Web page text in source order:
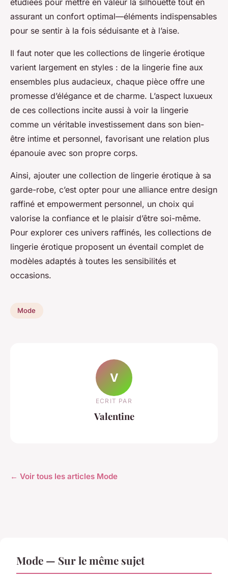
assurant un confort optimal—éléments indispensables
pour se sentir à la fois séduisante et à l’aise.
Il faut noter que les collections de lingerie érotique
varient largement en styles : de la lingerie fine aux
ensembles plus audacieux, chaque pièce offre une
promesse d’élégance et de charme. L’aspect luxueux
de ces collections incite aussi à voir la lingerie
comme un véritable investissement dans son bien-
être intime et personnel, favorisant une relation plus
épanouie avec son propre corps.
Ainsi, ajouter une collection de lingerie érotique à sa
garde-robe, c’est opter pour une alliance entre design
raffiné et empowerment personnel, un choix qui
valorise la confiance et le plaisir d’être soi-même.
Pour explorer ces univers raffinés, les collections de
lingerie érotique proposent un éventail complet de
modèles adaptés à toutes les sensibilités et
occasions.
Mode
V
ECRIT PAR
Valentine
← Voir tous les articles Mode
Mode — Sur le même sujet